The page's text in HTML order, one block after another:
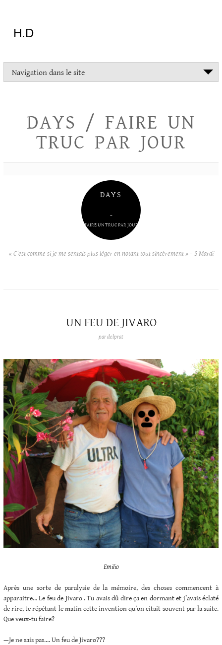
H.D
Navigation dans le site
DAYS / FAIRE UN
TRUC PAR JOUR
DAYS
–
FAIRE UN TRUC PAR JOUR
« C’est comme si je me sentais plus léger en notant tout sincèrement » – S Maraï
UN FEU DE JIVARO
pardelprat
Emilio
Après une sorte de paralysie de la mémoire, des choses commencent à
apparaitre… Le feu de Jivaro . Tu avais dû dire ça en dormant et j’avais éclaté
de rire, te répétant le matin cette invention qu’on citait souvent par la suite.
Que veux-tu faire?
—Je ne sais pas…. Un feu de Jivaro???